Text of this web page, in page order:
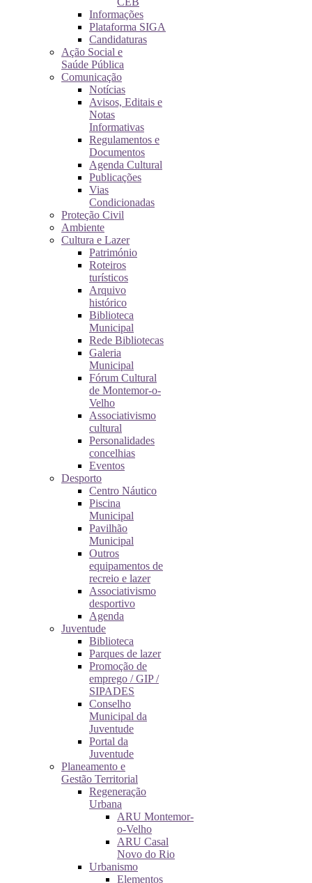
Informações
Plataforma SIGA
Candidaturas
Ação Social e
Saúde Pública
Comunicação
Notícias
Avisos, Editais e
Notas
Informativas
Regulamentos e
Documentos
Agenda Cultural
Publicações
Vias
Condicionadas
Proteção Civil
Ambiente
Cultura e Lazer
Património
Roteiros
turísticos
Arquivo
histórico
Biblioteca
Municipal
Rede Bibliotecas
Galeria
Municipal
Fórum Cultural
de Montemor-o-
Velho
Associativismo
cultural
Personalidades
concelhias
Eventos
Desporto
Centro Náutico
Piscina
Municipal
Pavilhão
Municipal
Outros
equipamentos de
recreio e lazer
Associativismo
desportivo
Agenda
Juventude
Biblioteca
Parques de lazer
Promoção de
emprego / GIP /
SIPADES
Conselho
Municipal da
Juventude
Portal da
Juventude
Planeamento e
Gestão Territorial
Regeneração
Urbana
ARU Montemor-
o-Velho
ARU Casal
Novo do Rio
Urbanismo
Elementos